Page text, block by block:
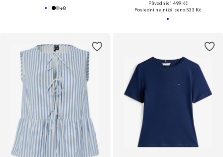
+8
Původně: 1 499 Kč
Poslední nejnižší cena:533 Kč